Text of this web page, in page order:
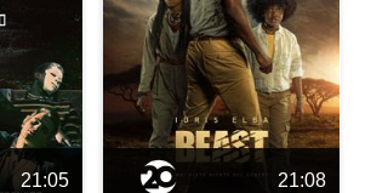
21:05 21:08